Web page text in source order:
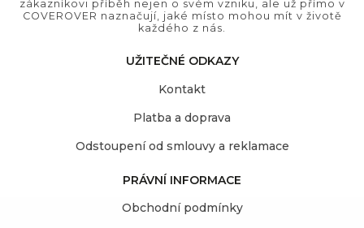
zákazníkovi příběh nejen o svém vzniku, ale už přímo v
COVEROVER naznačují, jaké místo mohou mít v životě
každého z nás.
UŽITEČNÉ ODKAZY
Kontakt
Platba a doprava
Odstoupení od smlouvy a reklamace
PRÁVNÍ INFORMACE
Obchodní podmínky